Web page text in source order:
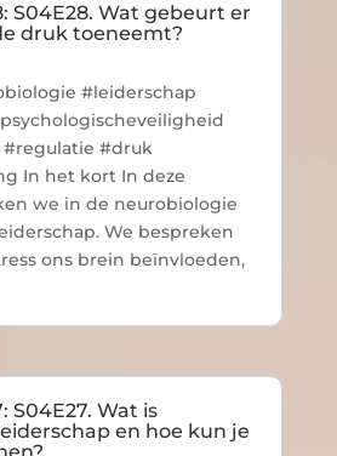
S04E28. Wat gebeurt er
druk toeneemt?
#leiderschap
#druk
In het kort In deze
we in de neurobiologie
We bespreken
ons brein beïnvloeden,
S04E27. Wat is
en hoe kun je